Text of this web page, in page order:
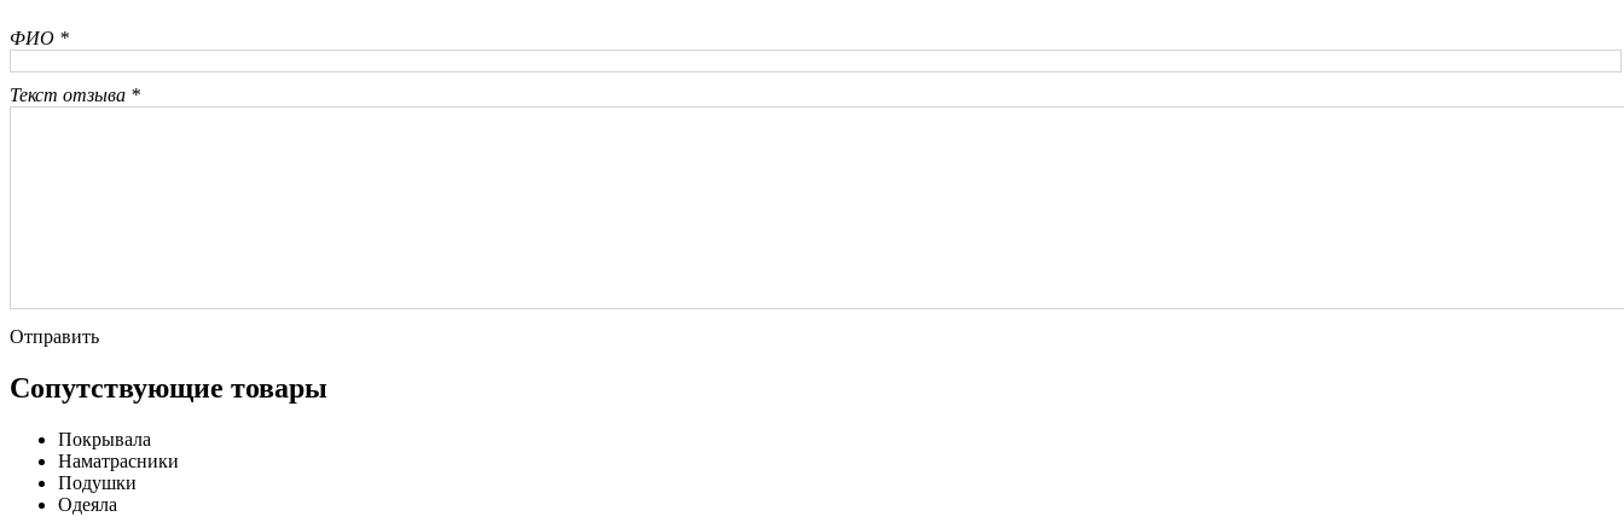
ФИО *
Текст отзыва *
Отправить
Сопутствующие товары
Покрывала
Наматрасники
Подушки
Одеяла